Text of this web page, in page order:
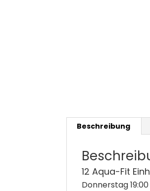
Beschreibung
12 Aqua-Fit
Donnerstag 19:00